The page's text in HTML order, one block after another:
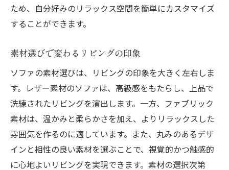
ため、自分好みのリラックス空間を簡単にカスタマイズ
することができます。
素材選びで変わるリビングの印象
ソファの素材選びは、リビングの印象を大きく左右しま
す。レザー素材のソファは、高級感をもたらし、上品で
洗練されたリビングを演出します。一方、ファブリック
素材は、温かみと柔らかさを加え、よりリラックスした
雰囲気を作るのに適しています。また、丸みのあるデザ
インと相性の良い素材を選ぶことで、視覚的かつ触感的
に心地よいリビングを実現できます。素材の選択次第